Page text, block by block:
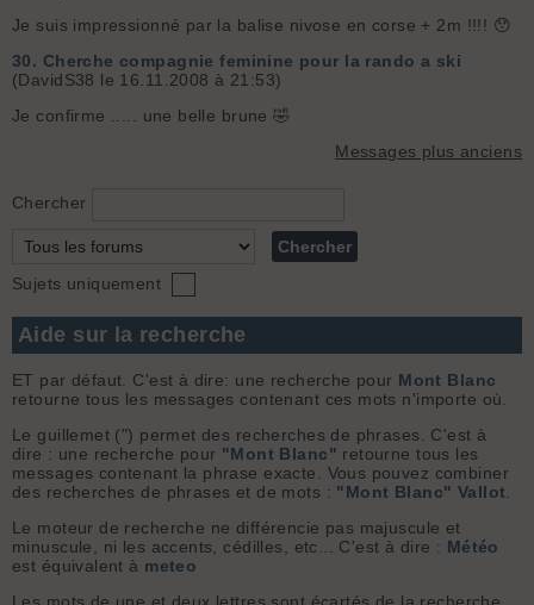
Je suis impressionné par la balise nivose en corse + 2m !!!! 😯
30. Cherche compagnie feminine pour la rando a ski
(DavidS38 le 16.11.2008 à 21:53)
Je confirme ..... une belle brune 🤣
Messages plus anciens
Chercher
Sujets uniquement
Aide sur la recherche
ET par défaut. C'est à dire: une recherche pour Mont Blanc
retourne tous les messages contenant ces mots n'importe où.
Le guillemet (") permet des recherches de phrases. C'est à
dire : une recherche pour "Mont Blanc" retourne tous les
messages contenant la phrase exacte. Vous pouvez combiner
des recherches de phrases et de mots : "Mont Blanc" Vallot
Le moteur de recherche ne différencie pas majuscule et
minuscule, ni les accents, cédilles, etc... C'est à dire : Météo
est équivalent à meteo
Les mots de une et deux lettres sont écartés de la recherche.